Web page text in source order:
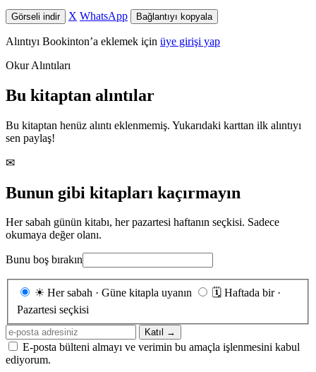
Görseli indir X WhatsApp Bağlantıyı kopyala
Alıntıyı Bookinton’a eklemek için üye girişi yap
Okur Alıntıları
Bu kitaptan alıntılar
Bu kitaptan henüz alıntı eklenmemiş. Yukarıdaki karttan ilk alıntıyı
sen paylaş!
✉
Bunun gibi kitapları kaçırmayın
Her sabah günün kitabı, her pazartesi haftanın seçkisi. Sadece
okumaya değer olanı.
Bunu boş bırakın
Gönderim
☀ Her sabah · Güne kitapla uyanın 🗓 Haftada bir ·
Pazartesi seçkisi
E-
posta
adresiniz
Katıl →
E-posta bülteni almayı ve verimin bu amaçla işlenmesini kabul
ediyorum.